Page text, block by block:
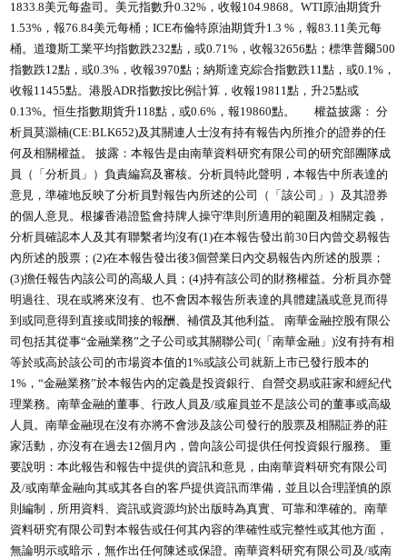
1833.8美元每盎司。美元指數升0.32%，收報104.9868。WTI原油期貨升
1.53%，報76.84美元每桶；ICE布倫特原油期貨升1.3 %，報83.11美元每
桶。道瓊斯工業平均指數跌232點，或0.71%，收報32656點；標準普爾500
指數跌12點，或0.3%，收報3970點；納斯達克綜合指數跌11點，或0.1%，
收報11455點。港股ADR指數按比例計算，收報19811點，升25點或
0.13%。恒生指數期貨升118點，或0.6%，報19860點。 權益披露： 分
析員莫灝楠(CE:BLK652)及其關連人士沒有持有報告內所推介的證券的任
何及相關權益。 披露：本報告是由南華資料研究有限公司的研究部團隊成
員（「分析員」）負責編寫及審核。分析員特此聲明，本報告中所表達的
意見，準確地反映了分析員對報告內所述的公司（「該公司」）及其證券
的個人意見。根據香港證監會持牌人操守準則所適用的範圍及相關定義，
分析員確認本人及其有聯繫者均沒有(1)在本報告發出前30日內曾交易報告
內所述的股票；(2)在本報告發出後3個營業日內交易報告內所述的股票；
(3)擔任報告內該公司的高級人員；(4)持有該公司的財務權益。分析員亦聲
明過往、現在或將來沒有、也不會因本報告所表達的具體建議或意見而得
到或同意得到直接或間接的報酬、補償及其他利益。 南華金融控股有限公
司包括其從事“金融業務”之子公司或其關聯公司(「南華金融」)沒有持有相
等於或高於該公司的市場資本值的1%或該公司就新上市已發行股本的
1%，“金融業務”於本報告內的定義是投資銀行、自營交易或莊家和經紀代
理業務。南華金融的董事、行政人員及/或雇員並不是該公司的董事或高級
人員。南華金融現在沒有亦將不會涉及該公司發行的股票及相關証券的莊
家活動，亦沒有在過去12個月內，曾向該公司提供任何投資銀行服務。 重
要說明：本此報告和報告中提供的資訊和意見，由南華資料研究有限公司
及/或南華金融向其或其各自的客戶提供資訊而準備，並且以合理謹慎的原
則編制，所用資料、資訊或資源均於出版時為真實、可靠和準確的。南華
資料研究有限公司對本報告或任何其內容的準確性或完整性或其他方面，
無論明示或暗示，無作出任何陳述或保證。南華資料研究有限公司及/或南